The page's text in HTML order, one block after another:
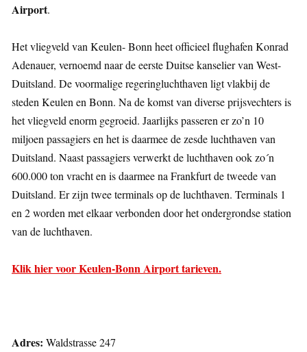
Airport.
Het vliegveld van Keulen- Bonn heet officieel flughafen Konrad
Adenauer, vernoemd naar de eerste Duitse kanselier van West-
Duitsland. De voormalige regeringluchthaven ligt vlakbij de
steden Keulen en Bonn. Na de komst van diverse prijsvechters is
het vliegveld enorm gegroeid. Jaarlijks passeren er zo’n 10
miljoen passagiers en het is daarmee de zesde luchthaven van
Duitsland. Naast passagiers verwerkt de luchthaven ook zo´n
600.000 ton vracht en is daarmee na Frankfurt de tweede van
Duitsland. Er zijn twee terminals op de luchthaven. Terminals 1
en 2 worden met elkaar verbonden door het ondergrondse station
van de luchthaven.
Klik hier voor Keulen-Bonn Airport tarieven.
Adres: Waldstrasse 247